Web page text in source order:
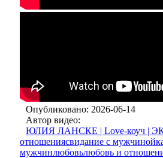
Опубликовано: 2026-06-14
Автор видео:
ЮЛИЯ ЛАНСКЕ | Love-коуч
отношениясвидание с мужчиной
мужчинлюбовьлюбовь и